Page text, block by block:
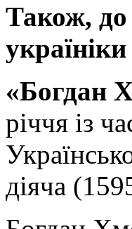
Також, до
«Богдан
річчя із
діяча